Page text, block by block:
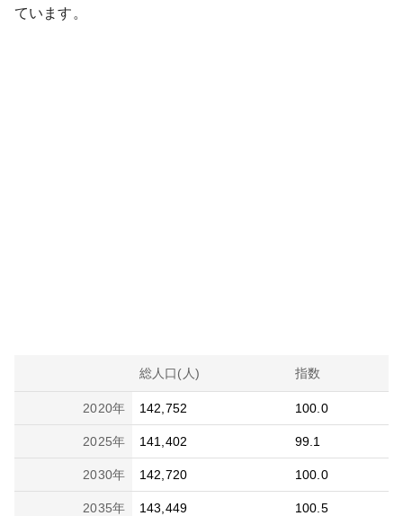
ています。
総人口(人) 指数
2020年 142,752 100.0
2025年 141,402 99.1
2030年 142,720 100.0
2035年 143,449 100.5